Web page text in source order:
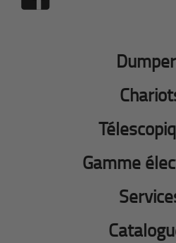
Gamme